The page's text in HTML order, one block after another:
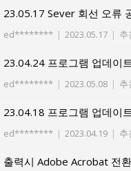
23.05.17 Sever 회선 오류
ed******** | 2023.05.17 | 추
23.04.24 프로그램 업데이
ed******** | 2023.05.08 | 추
23.04.18 프로그램 업데이
ed******** | 2023.04.19 | 추
출력시 Adobe Acrobat 전